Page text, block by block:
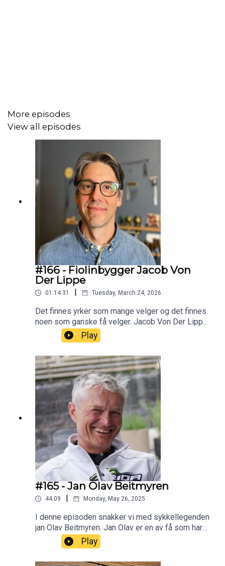
More episodes
View all episodes
#166 - Fiolinbygger Jacob Von
Der Lippe
01:14:31 Tuesday, March 24, 2026
Det finnes yrker som mange velger og det finnes
noen som ganske få velger. Jacob Von Der Lippe
valgte det siste. I snart 26 år har han laget fioliner
og celloer på bestilling fra kjente musikere, og har
aldri tatt noen snarveier. Vi blir bedre kjent med en
av landets mest tålmodige og dyktige håndverker.
Følg Jacob på Instagram her.
Play
#165 - Jan Olav Beitmyren
44:09 Monday, May 26, 2025
I denne episoden snakker vi med sykkellegenden
jan Olav Beitmyren. Jan Olav er en av få som har
merket i alle Birkevbeinerrittene, og som har vært
med i gamet siden de første terrengsyklene så
dagens lys.Programleder Kristian Horne og
Play